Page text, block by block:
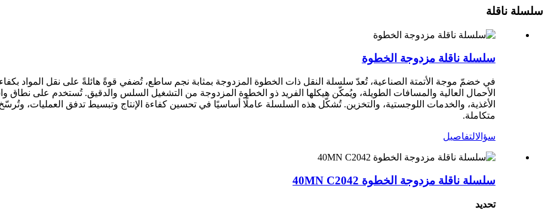
سلسلة ناقلة
سلسلة ناقلة مزدوجة الخطوة
في خضمّ موجة الأتمتة الصناعية، تُعدّ سلسلة النقل ذات الخطوة المزدوجة بمثابة نجم ساطع، تُضفي قوةً هائلةً على نقل المواد
الأحمال العالية والمسافات الطويلة، ويُمكّن هيكلها الفريد ذو الخطوة المزدوجة من التشغيل السلس والدقيق. تُستخدم على
الأغذية، والخدمات اللوجستية، والتخزين. تُشكّل هذه السلسلة عاملًا أساسيًا في تحسين كفاءة الإنتاج وتبسيط تدفق العمليات،
متكاملة.
سؤالالتفاصيل
سلسلة ناقلة مزدوجة الخطوة 40MN C2042
تحديد